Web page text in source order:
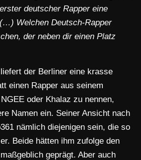
deutscher Rapper eine
Welchen Deutsch-Rapper
der neben dir einen Platz
der Berliner eine krasse
einen Rapper aus seinem
oder Khalaz zu nennen,
Namen ein. Seiner Ansicht nach
nämlich diejenigen sein, die so
Beide hätten ihm zufolge den
geprägt. Aber auch